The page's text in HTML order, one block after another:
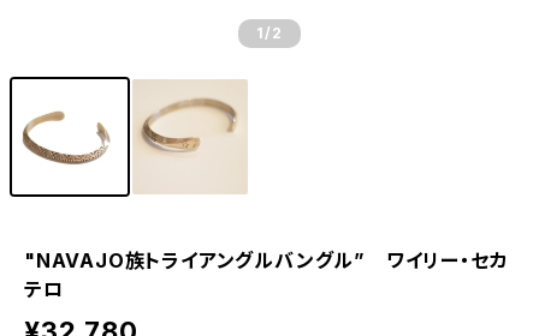
1 /2
"NAVAJO族トライアングルバングル” ワイリー・セカ
テロ